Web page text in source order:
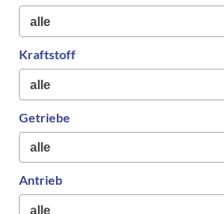
Kraftstoff
Getriebe
Antrieb